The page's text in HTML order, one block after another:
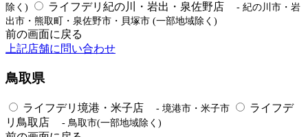
除く)
ライフデリ紀の川・岩出・泉佐野店
- 紀の川市・岩
出市・熊取町・泉佐野市・貝塚市 (一部地域除く)
前の画面に戻る
上記店舗に問い合わせ
鳥取県
ライフデリ境港・米子店 - 境港市・米子市
ライフデ
リ鳥取店
- 鳥取市(一部地域除く)